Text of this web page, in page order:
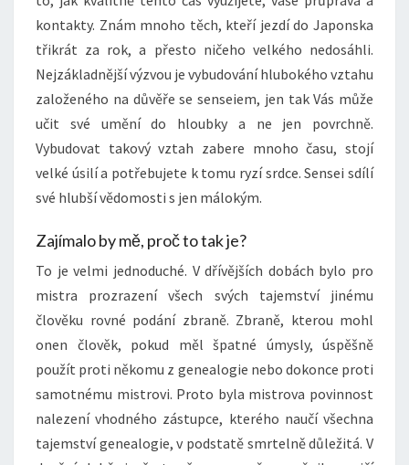
kontakty. Znám mnoho těch, kteří jezdí do Japonska
třikrát za rok, a přesto ničeho velkého nedosáhli.
Nejzákladnější výzvou je vybudování hlubokého vztahu
založeného na důvěře se senseiem, jen tak Vás může
učit své umění do hloubky a ne jen povrchně.
Vybudovat takový vztah zabere mnoho času, stojí
velké úsilí a potřebujete k tomu ryzí srdce. Sensei sdílí
své hlubší vědomosti s jen málokým.
Zajímalo by mě, proč to tak je?
To je velmi jednoduché. V dřívějších dobách bylo pro
mistra prozrazení všech svých tajemství jinému
člověku rovné podání zbraně. Zbraně, kterou mohl
onen člověk, pokud měl špatné úmysly, úspěšně
použít proti někomu z genealogie nebo dokonce proti
samotnému mistrovi. Proto byla mistrova povinnost
nalezení vhodného zástupce, kterého naučí všechna
tajemství genealogie, v podstatě smrtelně důležitá. V